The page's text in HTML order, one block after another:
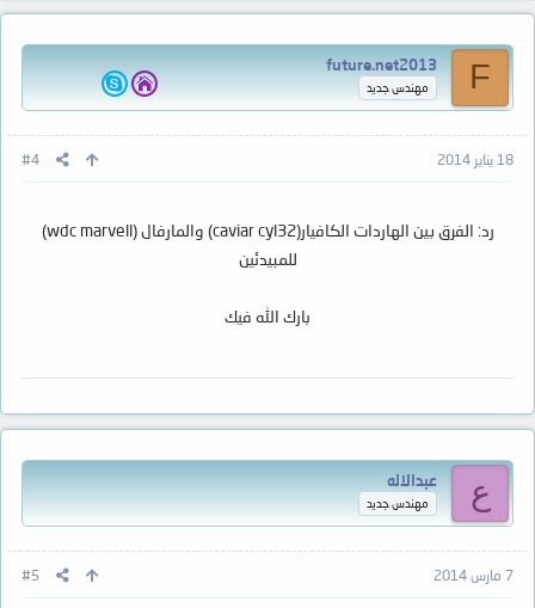
F
future.net2013
مهندس جديد
18 يناير 2014 #4
رد: الفرق بين الهاردات الكافيار(caviar cyl32) والمارفال (wdc marvell)
للمبيدئين
بارك الله فيك
ع عبدالاله
مهندس جديد
7 مارس 2014 #5